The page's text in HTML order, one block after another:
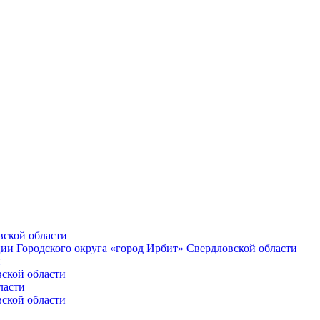
области
Городского округа «город Ирбит» Свердловской области
области
области